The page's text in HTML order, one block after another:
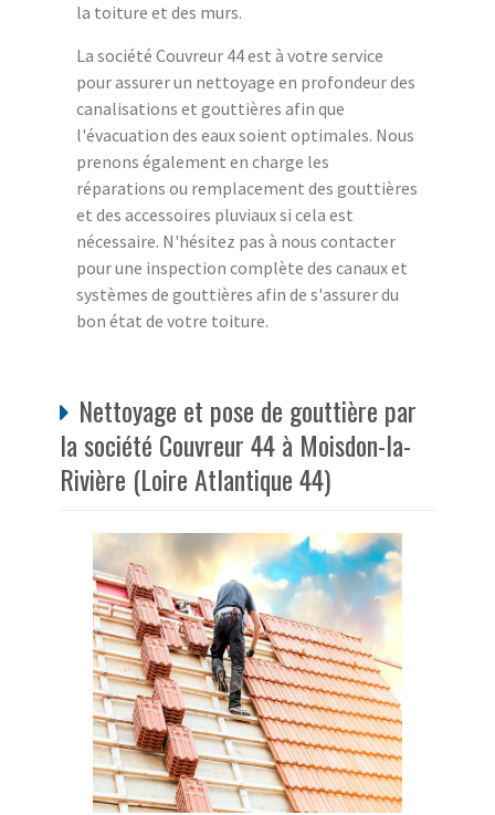
la toiture et des murs.
La société Couvreur 44 est à votre service
pour assurer un nettoyage en profondeur des
canalisations et gouttières afin que
l'évacuation des eaux soient optimales. Nous
prenons également en charge les
réparations ou remplacement des gouttières
et des accessoires pluviaux si cela est
nécessaire. N'hésitez pas à nous contacter
pour une inspection complète des canaux et
systèmes de gouttières afin de s'assurer du
bon état de votre toiture.
Nettoyage et pose de gouttière par
la société Couvreur 44 à Moisdon-la-
Rivière (Loire Atlantique 44)